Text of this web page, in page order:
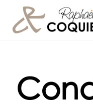
contenu